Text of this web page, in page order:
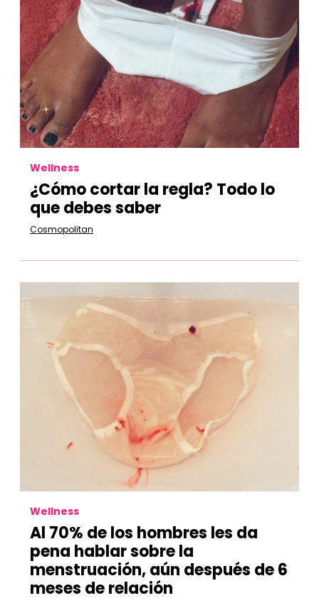
Wellness
¿Cómo cortar la regla? Todo lo
que debes saber
Cosmopolitan
Wellness
Al 70% de los hombres les da
pena hablar sobre la
menstruación, aún después de 6
meses de relación